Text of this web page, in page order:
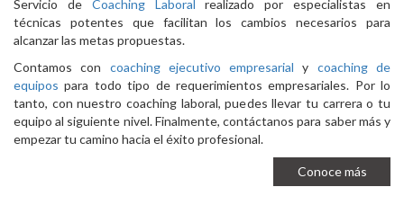
Servicio de Coaching Laboral realizado por especialistas en
técnicas potentes que facilitan los cambios necesarios para
alcanzar las metas propuestas.
Contamos con coaching ejecutivo empresarial y coaching de
equipos para todo tipo de requerimientos empresariales. Por lo
tanto, con nuestro coaching laboral, puedes llevar tu carrera o tu
equipo al siguiente nivel. Finalmente, contáctanos para saber más y
empezar tu camino hacia el éxito profesional.
Conoce más